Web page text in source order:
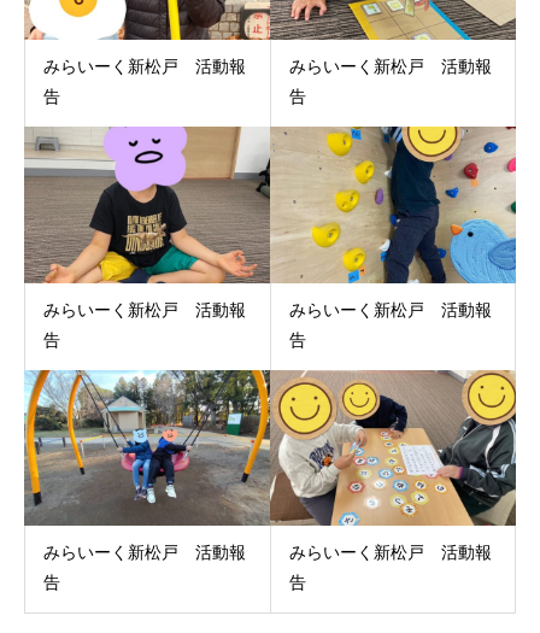
みらいーく新松戸 活動報
告
みらいーく新松戸 活動報
告
みらいーく新松戸 活動報
告
みらいーく新松戸 活動報
告
みらいーく新松戸 活動報
告
みらいーく新松戸 活動報
告